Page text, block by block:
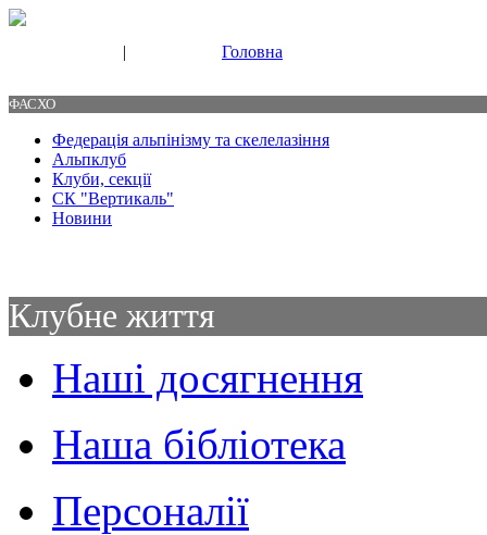
| Головна
ФАСХО
Федерація альпінізму та скелелазіння
Альпклуб
Клуби, секції
СК "Вертикаль"
Новини
Клубне життя
Наші досягнення
Наша бібліотека
Персоналії